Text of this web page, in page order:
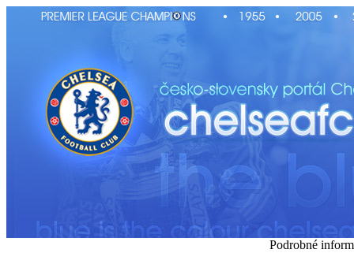
Podrobné